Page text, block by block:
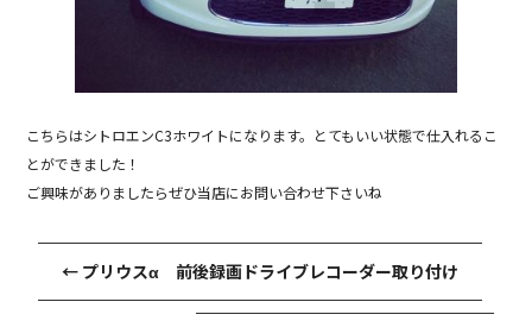
こちらはシトロエンC3ホワイトになります。とてもいい状態で仕入れるこ
とができました！
ご興味がありましたらぜひ当店にお問い合わせ下さいね
← プリウスα 前後録画ドライブレコーダー取り付け